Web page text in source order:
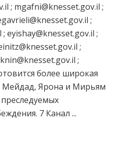
; mgafni@knesset.gov.il ;
;
eyishay@knesset.gov.il ;
;
;
более широкая
Мейдад, Ярона и Мирьям
7 Канал ...